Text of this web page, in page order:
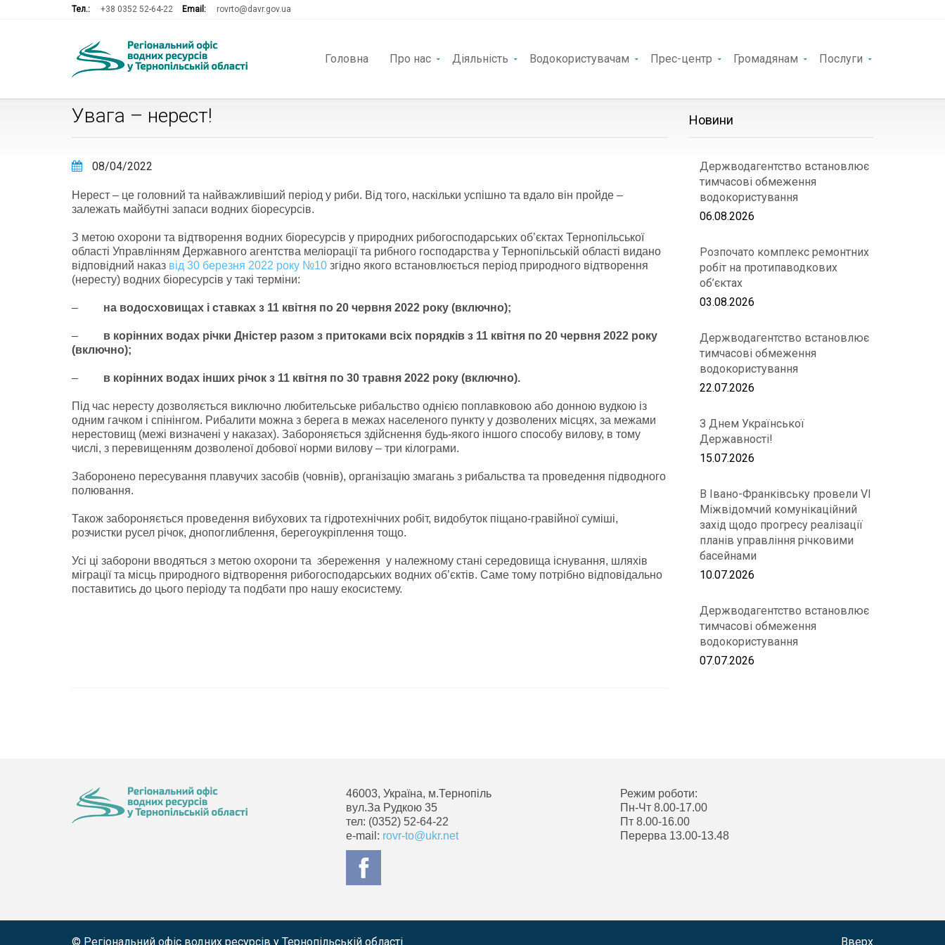
Тел.: +38 0352 52-64-22 Email: rovrto@davr.gov.ua
Головна Про нас Діяльність Водокористувачам Прес-центр Громадянам Послуги
Увага – нерест!
08/04/2022
Нерест – це головний та найважливіший період у риби. Від того, наскільки успішно та вдало він пройде –
залежать майбутні запаси водних біоресурсів.
З метою охорони та відтворення водних біоресурсів у природних рибогосподарських об’єктах Тернопільської
області Управлінням Державного агентства меліорації та рибного господарства у Тернопільській області видано
відповідний наказ від 30 березня 2022 року №10 згідно якого встановлюється період природного відтворення
(нересту) водних біоресурсів у такі терміни:
– на водосховищах і ставках з 11 квітня по 20 червня 2022 року (включно);
–
в корінних водах річки Дністер разом з притоками всіх порядків з 11 квітня по 20 червня 2022 року
(включно);
– в корінних водах інших річок з 11 квітня по 30 травня 2022 року (включно).
Під час нересту дозволяється виключно любительське рибальство однією поплавковою або донною вудкою із
одним гачком і спінінгом. Рибалити можна з берега в межах населеного пункту у дозволених місцях, за межами
нерестовищ (межі визначені у наказах). Забороняється здійснення будь-якого іншого способу вилову, в тому
числі, з перевищенням дозволеної добової норми вилову – три кілограми.
Заборонено пересування плавучих засобів (човнів), організацію змагань з рибальства та проведення підводного
полювання.
Також забороняється проведення вибухових та гідротехнічних робіт, видобуток піщано-гравійної суміші,
розчистки русел річок, днопоглиблення, берегоукріплення тощо.
Усі ці заборони вводяться з метою охорони та збереження у належному стані середовища існування, шляхів
міграції та місць природного відтворення рибогосподарських водних об’єктів. Саме тому потрібно відповідально
поставитись до цього періоду та подбати про нашу екосистему.
Новини
Держводагентство встановлює
тимчасові обмеження
водокористування
06.08.2026
Розпочато комплекс ремонтних
робіт на протипаводкових
об’єктах
03.08.2026
Держводагентство встановлює
тимчасові обмеження
водокористування
22.07.2026
З Днем Української
Державності!
15.07.2026
В Івано-Франківську провели VІ
Міжвідомчий комунікаційний
захід щодо прогресу реалізації
планів управління річковими
басейнами
10.07.2026
Держводагентство встановлює
тимчасові обмеження
водокористування
07.07.2026
46003, Україна, м.Тернопіль
вул.За Рудкою 35
тел: (0352) 52-64-22
e-mail: rovr-to@ukr.net
Режим роботи:
Пн-Чт 8.00-17.00
Пт 8.00-16.00
Перерва 13.00-13.48
© Регіональний офіс водних ресурсів у Тернопільській області Вверх